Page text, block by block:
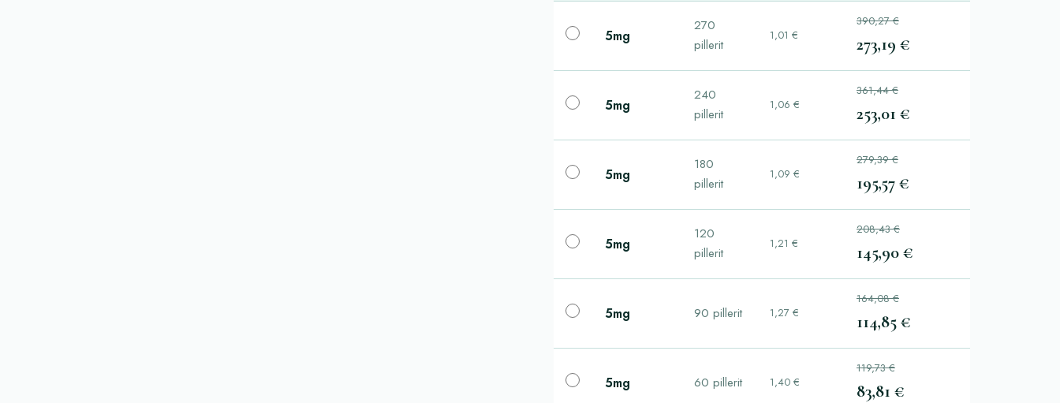
5mg
270
pillerit
1,01 €
390,27 €
273,19 €
5mg
240
pillerit
1,06 €
361,44 €
253,01 €
5mg
180
pillerit
1,09 €
279,39 €
195,57 €
5mg
120
pillerit
1,21 €
208,43 €
145,90 €
5mg 90 pillerit 1,27 €
164,08 €
114,85 €
5mg 60 pillerit 1,40 €
119,73 €
83,81 €